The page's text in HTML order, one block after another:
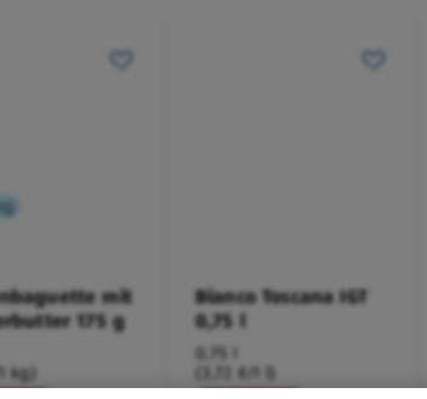
mit
175 g
kg)
Bianco Toscana IGT
0,75 l
0,75 l
(3,72 €/1 l)